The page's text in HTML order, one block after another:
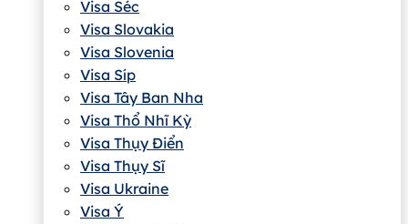
Visa Séc
Visa Slovakia
Visa Slovenia
Visa Síp
Visa Tây Ban Nha
Visa Thổ Nhĩ Kỳ
Visa Thụy Điển
Visa Thụy Sĩ
Visa Ukraine
Visa Ý